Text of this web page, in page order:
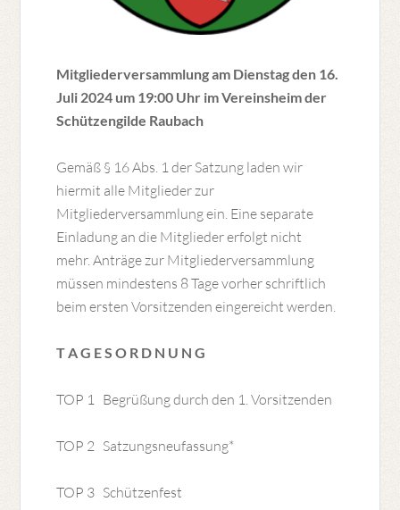
Mitgliederversammlung am Dienstag den 16.
Juli 2024 um 19:00 Uhr im Vereinsheim der
Schützengilde Raubach
Gemäß § 16 Abs. 1 der Satzung laden wir
hiermit alle Mitglieder zur
Mitgliederversammlung ein. Eine separate
Einladung an die Mitglieder erfolgt nicht
mehr. Anträge zur Mitgliederversammlung
müssen mindestens 8 Tage vorher schriftlich
beim ersten Vorsitzenden eingereicht werden.
T A G E S O R D N U N G
TOP 1 Begrüßung durch den 1. Vorsitzenden
TOP 2 Satzungsneufassung*
TOP 3 Schützenfest